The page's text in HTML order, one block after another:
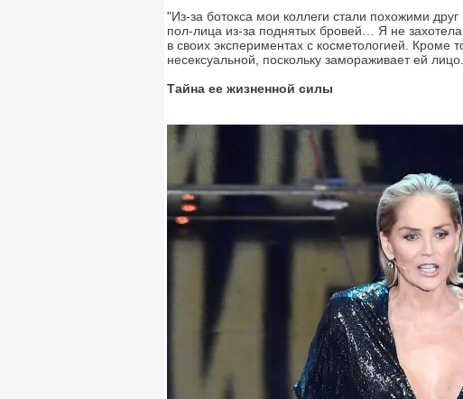
"Из-за ботокса мои коллеги стали похожими
пол-лица из-за поднятых бровей… Я не
в своих экспериментах с косметологией. Кроме
несексуальной, поскольку замораживает ей
Тайна ее жизненной силы